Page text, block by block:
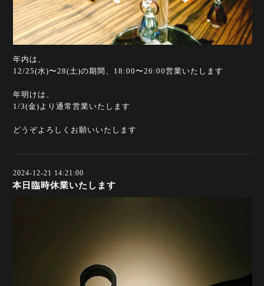
年内は、
12/25(水)〜28(土)の期間、18:00〜26:00営業いたします
年明けは、
1/3(金)より通常営業いたします
どうぞよろしくお願いいたします
2024-12-21 14:21:00
本日臨時休業いたします